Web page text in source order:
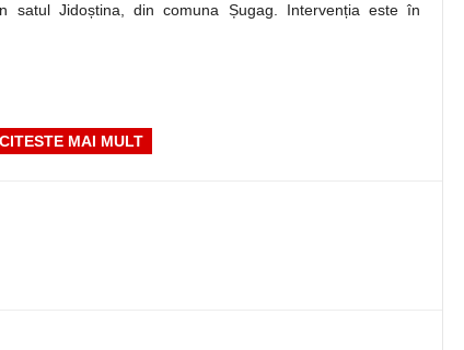
satul Jidoștina, din comuna Șugag. Intervenția este în
CITESTE MAI MULT